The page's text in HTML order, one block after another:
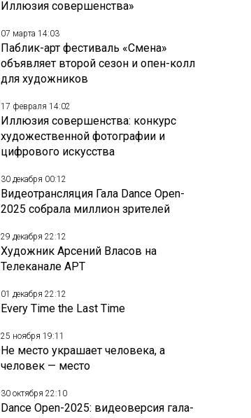
Иллюзия совершенства»
07 марта 14:03
Паблик-арт фестиваль «Смена»
объявляет второй сезон и опен-колл
для художников
17 февраля 14:02
Иллюзия совершенства: конкурс
художественной фотографии и
цифрового искусства
30 декабря 00:12
Видеотрансляция Гала Dance Open-
2025 собрала миллион зрителей
29 декабря 22:12
Художник Арсений Власов на
Телеканале АРТ
01 декабря 22:12
Every Time the Last Time
25 ноября 19:11
Не место украшает человека, а
человек — место
30 октября 22:10
Dance Open-2025: видеоверсия гала-